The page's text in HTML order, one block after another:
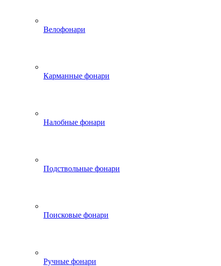
Велофонари
Карманные фонари
Налобные фонари
Подствольные фонари
Поисковые фонари
Ручные фонари